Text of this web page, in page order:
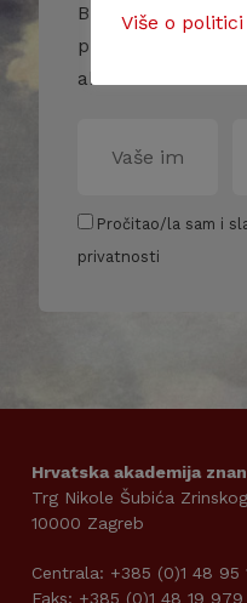
Budite u toku s
primajte više
aktivnostima.
Pročitao/la sam i
privatnosti
Hrvatska akademija
Trg Nikole Šubića Zrinskog
10000 Zagreb
Centrala: +385 (0)1 48 95
Faks: +385 (0)1 48 19 979
Više o